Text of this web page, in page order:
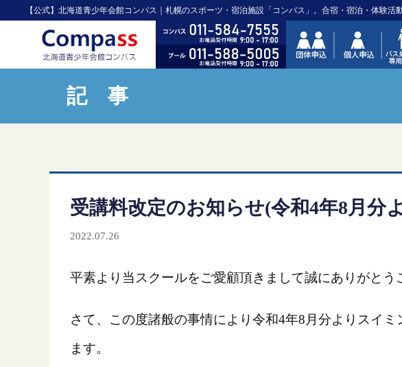
【公式】北海道青少年会館コンパス｜札幌のスポーツ・宿泊施設「コンパス」。合宿・宿泊・体験
記 事
受講料改定のお知らせ(令和4年8月分
2022.07.26
平素より当スクールをご愛顧頂きまして誠にありがとう
さて、この度諸般の事情により令和4年8月分よりスイ
ます。